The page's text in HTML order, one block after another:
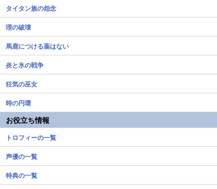
タイタン族の怨念
理の破壊
馬鹿につける薬はない
炎と氷の戦争
狂気の巫女
時の円環
お役立ち情報
トロフィーの一覧
声優の一覧
特典の一覧